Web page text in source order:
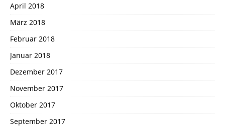
April 2018
März 2018
Februar 2018
Januar 2018
Dezember 2017
November 2017
Oktober 2017
September 2017